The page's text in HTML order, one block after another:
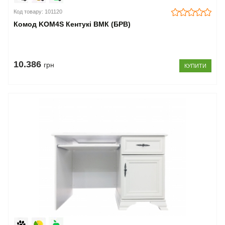
Код товару: 101120
Комод KOM4S Кентукі ВМК (БРВ)
10.386 грн КУПИТИ